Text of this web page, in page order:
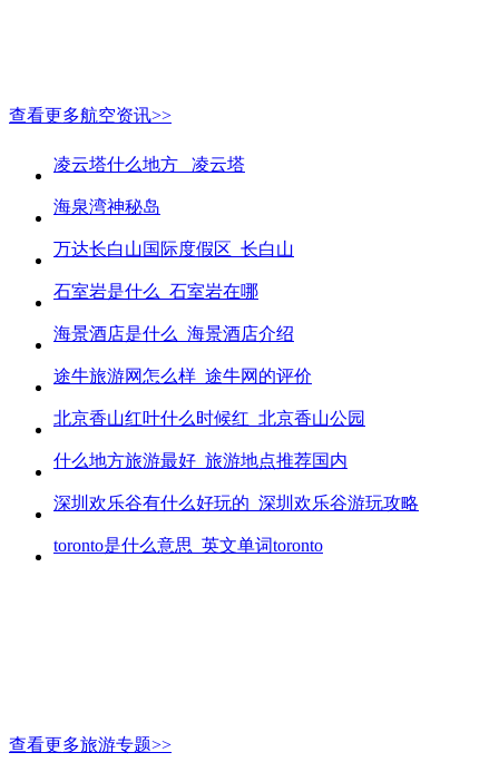
查看更多航空资讯>>
凌云塔什么地方_ 凌云塔
海泉湾神秘岛
万达长白山国际度假区_长白山
石室岩是什么_石室岩在哪
海景酒店是什么_海景酒店介绍
途牛旅游网怎么样_途牛网的评价
北京香山红叶什么时候红_北京香山公园
什么地方旅游最好_旅游地点推荐国内
深圳欢乐谷有什么好玩的_深圳欢乐谷游玩攻略
toronto是什么意思_英文单词toronto
查看更多旅游专题>>